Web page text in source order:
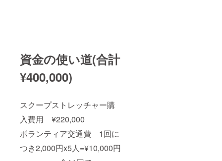
資金の使い道(合計
¥400,000)
スクープストレッチャー購
入費用 ¥220,000
ボランティア交通費 1回に
つき2,000円x5人=¥10,000円